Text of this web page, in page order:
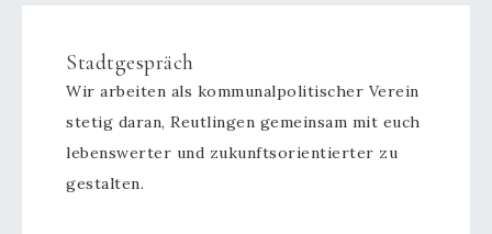
Stadtgespräch
Wir arbeiten als kommunalpolitischer Verein
stetig daran, Reutlingen gemeinsam mit euch
lebenswerter und zukunftsorientierter zu
gestalten.